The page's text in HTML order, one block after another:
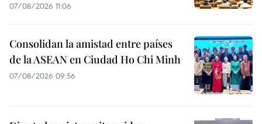
07/08/2026 11:06
Consolidan la amistad entre países
de la ASEAN en Ciudad Ho Chi Minh
07/08/2026 09:56